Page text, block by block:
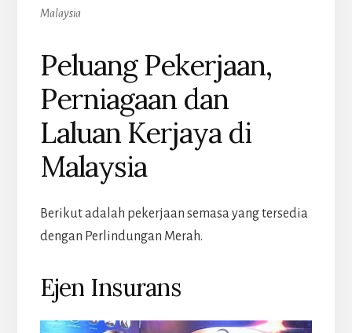
Malaysia
Peluang Pekerjaan,
Perniagaan dan
Laluan Kerjaya di
Malaysia
Berikut adalah pekerjaan semasa yang tersedia
dengan Perlindungan Merah.
Ejen Insurans